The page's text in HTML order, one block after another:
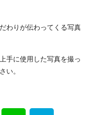
わりが伝わってくる写真
手に使用した写真を撮っ
い。